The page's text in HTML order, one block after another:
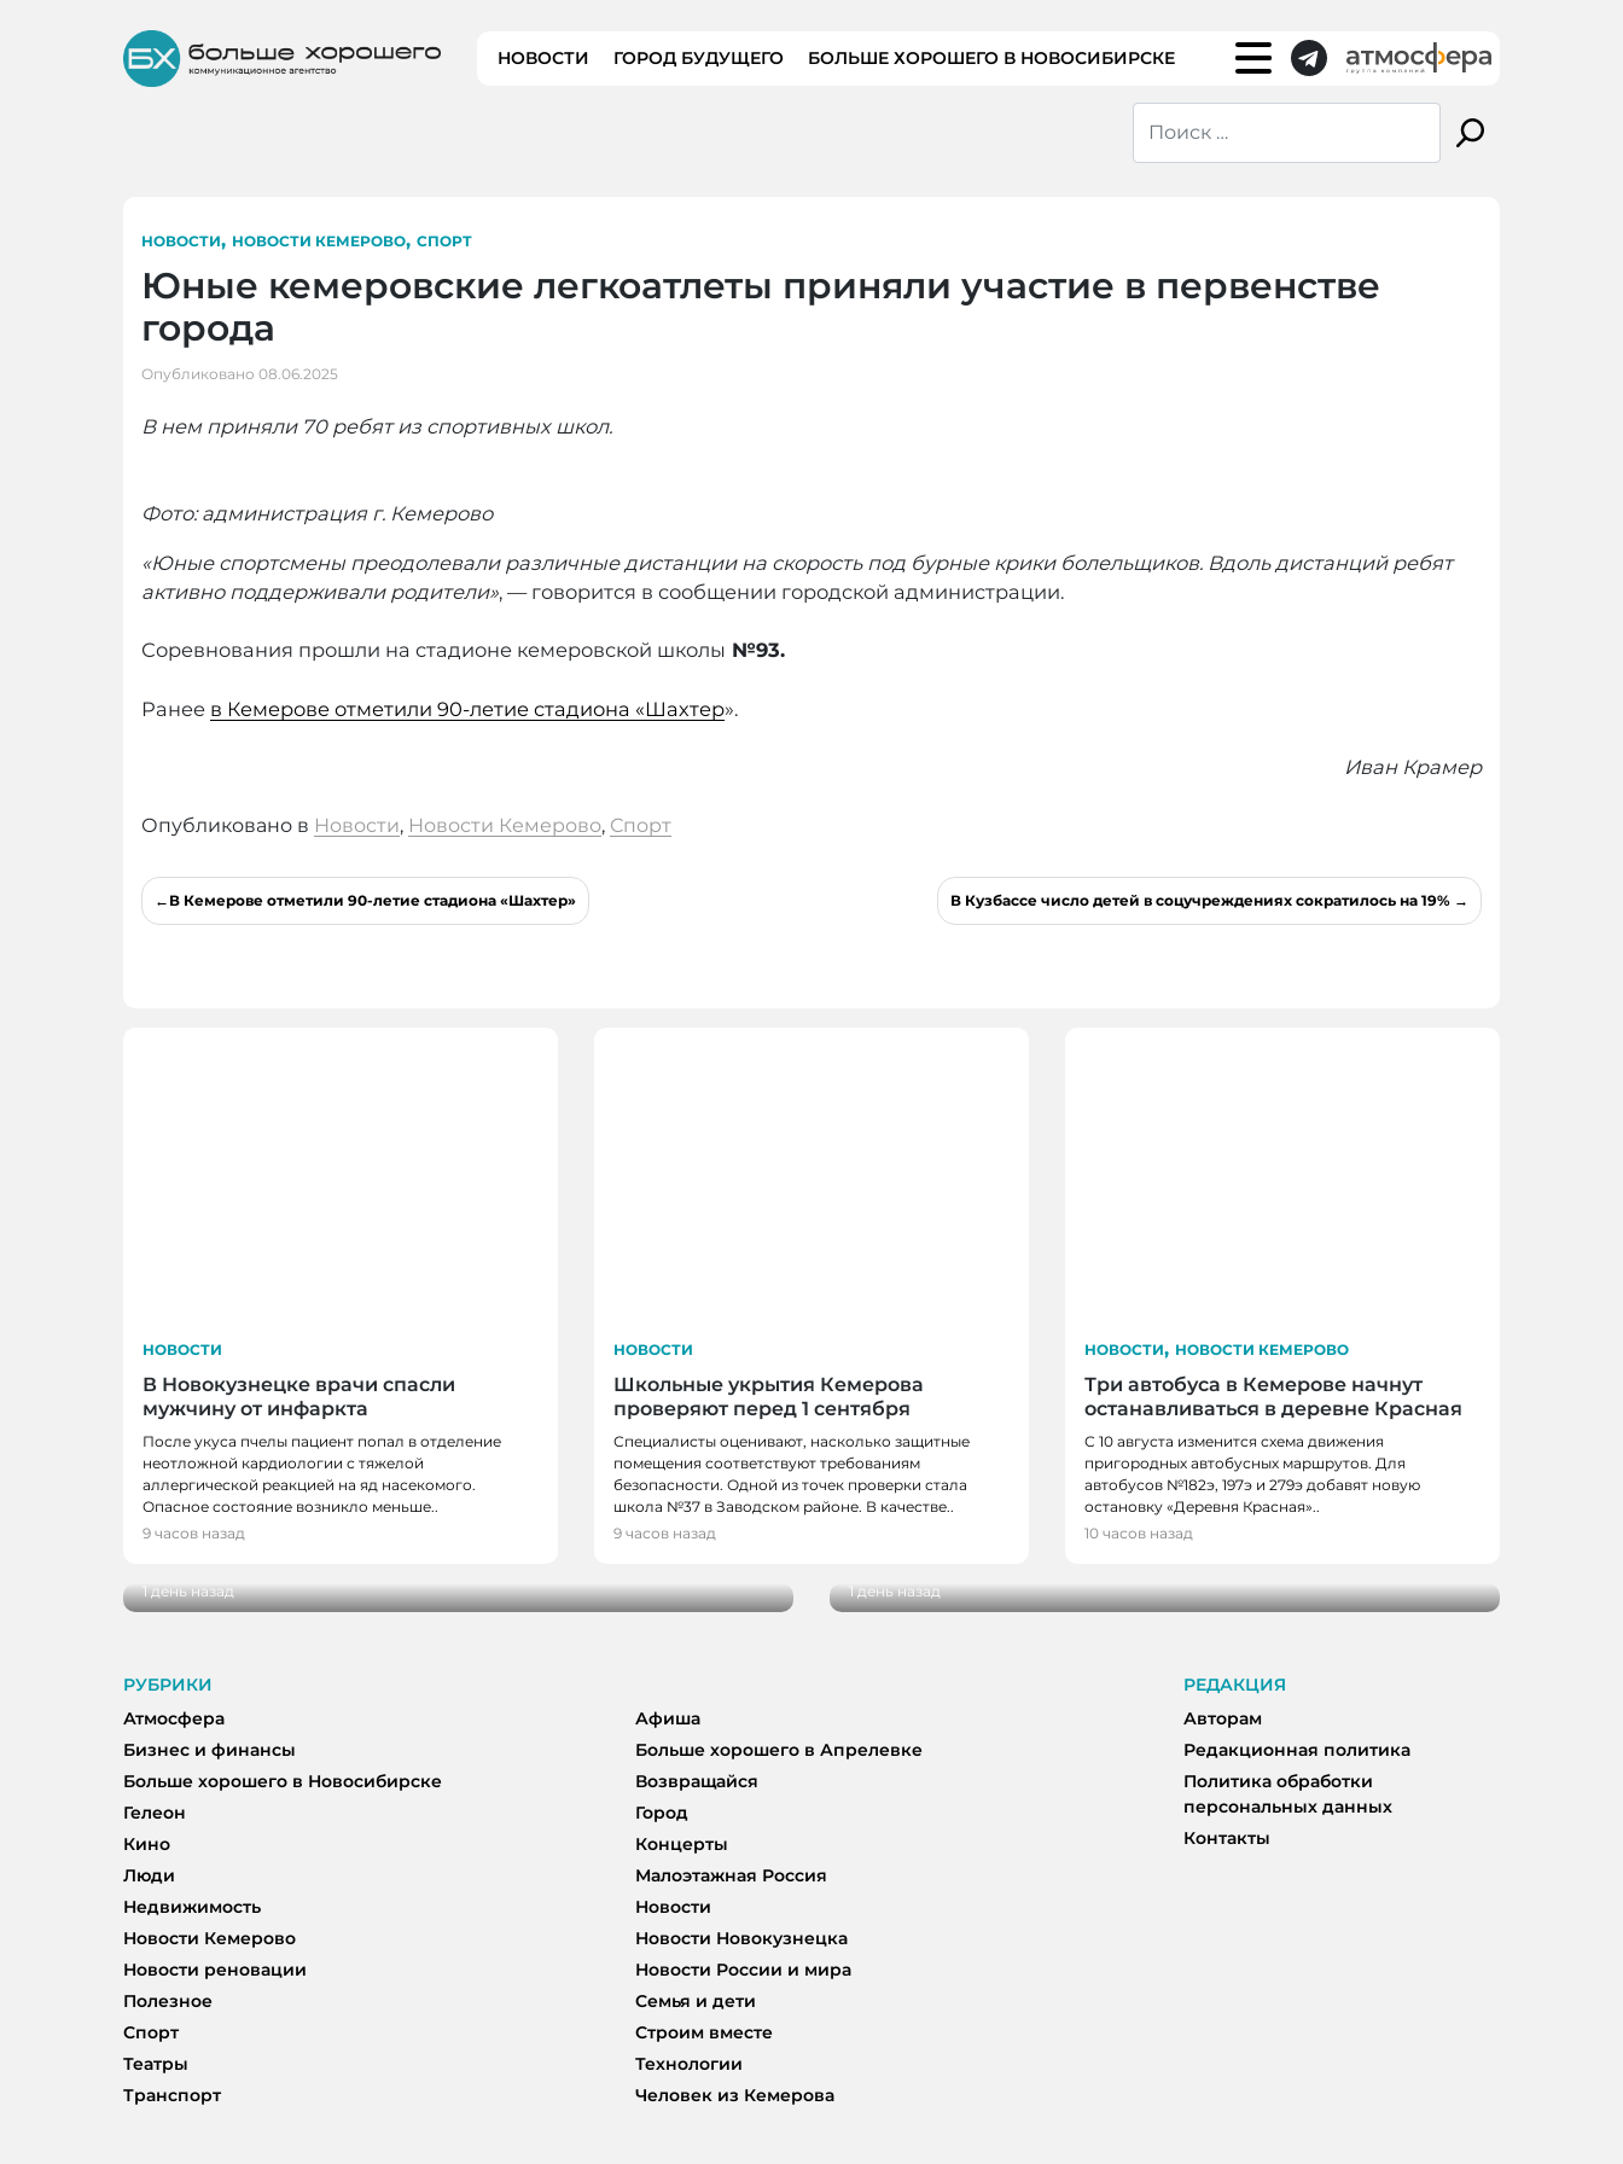
НОВОСТИ ГОРОД БУДУЩЕГО БОЛЬШЕ ХОРОШЕГО В НОВОСИБИРСКЕ
НОВОСТИ, НОВОСТИ КЕМЕРОВО, СПОРТ
Юные кемеровские легкоатлеты приняли участие в первенстве
города
Опубликовано 08.06.2025
В нем приняли 70 ребят из спортивных школ.
Фото: администрация г. Кемерово
«Юные спортсмены преодолевали различные дистанции на скорость под бурные крики болельщиков. Вдоль дистанций ребят
активно поддерживали родители», — говорится в сообщении городской администрации.
Соревнования прошли на стадионе кемеровской школы №93.
Ранее в Кемерове отметили 90-летие стадиона «Шахтер».
Иван Крамер
Опубликовано в Новости, Новости Кемерово, Спорт
Навигация
по
В Кемерове отметили 90-летие стадиона «Шахтер» В Кузбассе число детей в соцучреждениях сократилось на 19%
НОВОСТИ
В Новокузнецке врачи спасли
мужчину от инфаркта
После укуса пчелы пациент попал в отделение
неотложной кардиологии с тяжелой
аллергической реакцией на яд насекомого.
Опасное состояние возникло меньше..
9 часов назад
НОВОСТИ
Школьные укрытия Кемерова
проверяют перед 1 сентября
Специалисты оценивают, насколько защитные
помещения соответствуют требованиям
безопасности. Одной из точек проверки стала
школа №37 в Заводском районе. В качестве..
9 часов назад
НОВОСТИ, НОВОСТИ КЕМЕРОВО
Три автобуса в Кемерове начнут
останавливаться в деревне Красная
С 10 августа изменится схема движения
пригородных автобусных маршрутов. Для
автобусов №182э, 197э и 279э добавят новую
остановку «Деревня Красная»..
10 часов назад
НОВОСТИ
В Кузбассе наградили лучших тренеров, спортсменов и
1 день назад
НОВОСТИ, НОВОСТИ КЕМЕРОВО
В Кемерове более 280 школьников получили помощь перед
1 день назад
РУБРИКИ
Атмосфера
Афиша
Бизнес и финансы
Больше хорошего в Апрелевке
Больше хорошего в Новосибирске
Возвращайся
Гелеон
Город
Кино
Концерты
Люди
Малоэтажная Россия
Недвижимость
Новости
Новости Кемерово
Новости Новокузнецка
Новости реновации
Новости России и мира
Полезное
Семья и дети
Спорт
Строим вместе
Театры
Технологии
Транспорт
Человек из Кемерова
РЕДАКЦИЯ
Авторам
Редакционная политика
Политика обработки
персональных данных
Контакты